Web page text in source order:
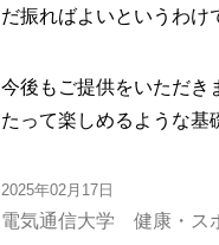
だ振ればよいというわけ
今後もご提供をいただき
たって楽しめるような基
2025年02月17日
電気通信大学 健康・ス